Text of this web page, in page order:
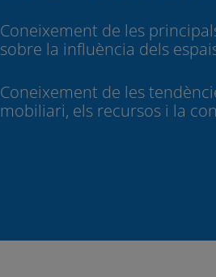
Coneixement de les
sobre la influència dels
Coneixement de les
mobiliari, els recursos i la